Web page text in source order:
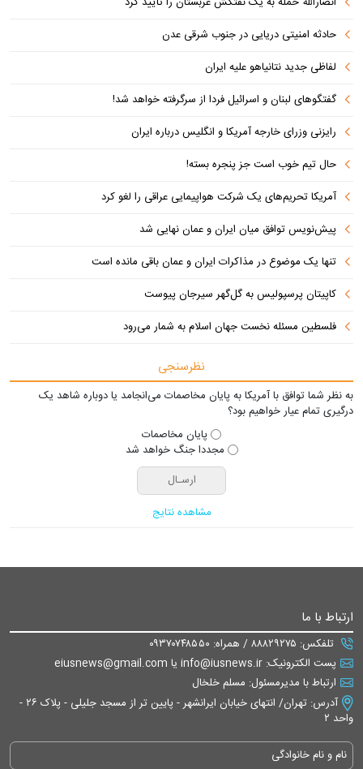
حادثه امنیتی دریایی در جنوب شرقی عدن
لفاظی جدید نتانیاهو علیه ایران
گفتگوهای لبنان و اسرائیل فردا از سرگرفته خواهد شد!
رایزنی وزرای خارجه آمریکا و انگلیس درباره ایران
حال تیم خوب است جز پنجره بسته!
آمریکا تحریم‌های یک شرکت هواپیمایی عراقی را لغو کرد
پیش‌نویس توافق میان ایران و عمان نهایی شد
تنها یک موضوع در مذاکرات ایران و عمان باقی مانده است
کاپیتان پرسپولیس به گل‌گهر سیرجان پیوست
فلسطین مسئله نخست جهان اسلام به شمار می‌رود
نظرسنجی
به نظر شما توافق با آمریکا به پایان مخاصمات می‌انجامد یا دوباره شاهد یک
درگیری تمام عیار خواهیم بود؟
پایان مخاصمات
مجددا جنگ خواهد شد
مشاهده نتایج
ارتباط با ما
تلفکس: ۸۸۸۲۹۲۷۵ / همراه: ۰۹۳۷۰۷۴۸۵۵۰
پست الکترونیک: info@iusnews.ir یا eiusnews@gmail.com
ارتباط با مدیرمسئول: مسلم خلخال
آدرس: تهران/ انتهای خیابان ایرانشهر - پایین تر از مسجد جلیلی - پلاک ۲۶ -
واحد ۲